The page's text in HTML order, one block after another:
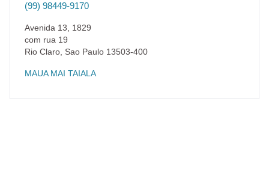
(99) 98449-9170
Avenida 13, 1829
com rua 19
Rio Claro Sao Paulo 13503-400
MAUA MAI TAIALA